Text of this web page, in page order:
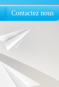
Contactez nous